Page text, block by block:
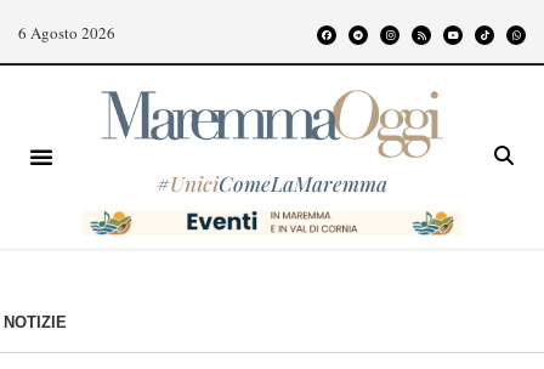
6 Agosto 2026
#UniciComeLaMaremma
NOTIZIE